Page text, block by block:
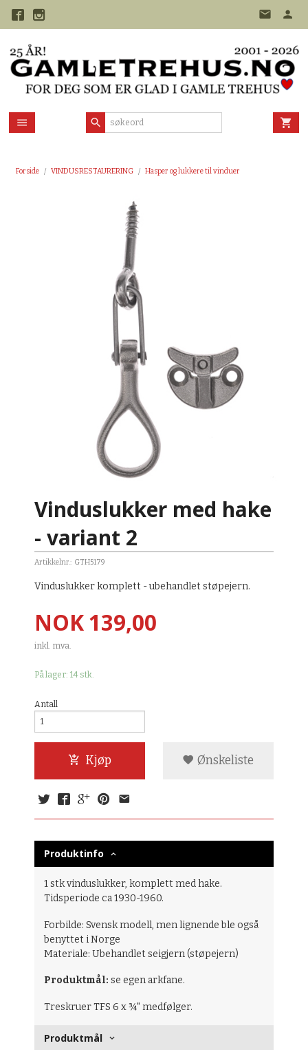
Forside VINDUSRESTAURERING Hasper og lukkere til vinduer
Vinduslukker med hake
- variant 2
Artikkelnr.: GTH5179
Vinduslukker komplett - ubehandlet støpejern.
Pris
NOK139,00
inkl. mva.
På lager: 14 stk.
Antall
Kjøp Ønskeliste
Produktinfo
1 stk vinduslukker, komplett med hake.
Tidsperiode ca 1930-1960.
Forbilde: Svensk modell, men lignende ble også
benyttet i Norge
Materiale: Ubehandlet seigjern (støpejern)
Produktmål: se egen arkfane.
Treskruer TFS 6 x ¾" medfølger.
Produktmål